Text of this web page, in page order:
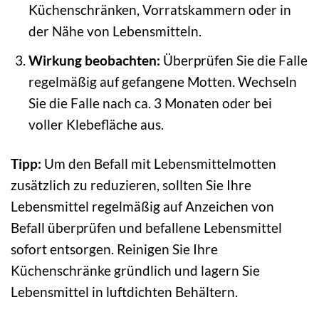
Küchenschränken, Vorratskammern oder in
der Nähe von Lebensmitteln.
Wirkung beobachten: Überprüfen Sie die Falle
regelmäßig auf gefangene Motten. Wechseln
Sie die Falle nach ca. 3 Monaten oder bei
voller Klebefläche aus.
Tipp: Um den Befall mit Lebensmittelmotten
zusätzlich zu reduzieren, sollten Sie Ihre
Lebensmittel regelmäßig auf Anzeichen von
Befall überprüfen und befallene Lebensmittel
sofort entsorgen. Reinigen Sie Ihre
Küchenschränke gründlich und lagern Sie
Lebensmittel in luftdichten Behältern.